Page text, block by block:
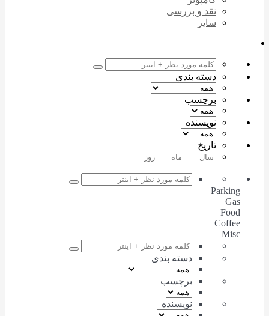
نقد و بررسی
سایر
دسته بندی
برچسب
نویسنده
تاریخ
Parking
Coffee
دسته بندی
برچسب
نویسنده